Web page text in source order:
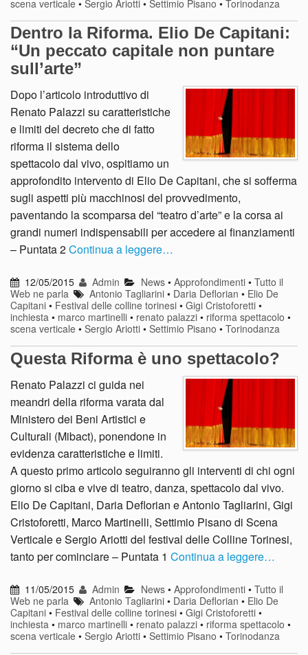
scena verticale • Sergio Ariotti • Settimio Pisano • Torinodanza
Dentro la Riforma. Elio De Capitani:
“Un peccato capitale non puntare
sull’arte”
Dopo l’articolo introduttivo di
Renato Palazzi su caratteristiche
e limiti del decreto che di fatto
riforma il sistema dello
spettacolo dal vivo, ospitiamo un
approfondito intervento di Elio De Capitani, che si sofferma
sugli aspetti più macchinosi del provvedimento,
paventando la scomparsa del “teatro d’arte” e la corsa ai
grandi numeri indispensabili per accedere ai finanziamenti
– Puntata 2Continua a leggere…
12/05/2015 Admin News• Approfondimenti• Tutto il
Web ne parla
Antonio Tagliarini • Daria Deflorian • Elio De
Capitani • Festival delle colline torinesi • Gigi Cristoforetti •
inchiesta • marco martinelli • renato palazzi • riforma spettacolo •
scena verticale • Sergio Ariotti • Settimio Pisano • Torinodanza
Questa Riforma è uno spettacolo?
Renato Palazzi ci guida nei
meandri della riforma varata dal
Ministero dei Beni Artistici e
Culturali (Mibact), ponendone in
evidenza caratteristiche e limiti.
A questo primo articolo seguiranno gli interventi di chi ogni
giorno si ciba e vive di teatro, danza, spettacolo dal vivo.
Elio De Capitani, Daria Deflorian e Antonio Tagliarini, Gigi
Cristoforetti, Marco Martinelli, Settimio Pisano di Scena
Verticale e Sergio Ariotti del festival delle Colline Torinesi,
tanto per cominciare – Puntata 1 Continua a leggere…
11/05/2015 Admin News• Approfondimenti• Tutto il
Web ne parla
Antonio Tagliarini • Daria Deflorian • Elio De
Capitani • Festival delle colline torinesi • Gigi Cristoforetti •
inchiesta • marco martinelli • renato palazzi • riforma spettacolo •
scena verticale • Sergio Ariotti • Settimio Pisano • Torinodanza